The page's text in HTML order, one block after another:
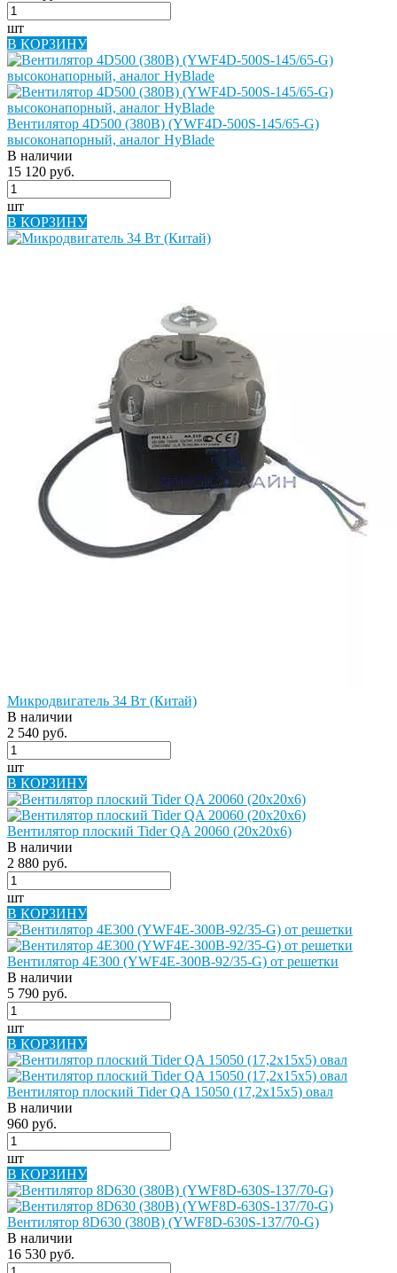
шт
В КОРЗИНУ
Вентилятор 4D500 (380В) (YWF4D-500S-145/65-G)
высоконапорный, аналог HyBlade
В наличии
15 120 руб.
шт
В КОРЗИНУ
Микродвигатель 34 Вт (Китай)
В наличии
2 540 руб.
шт
В КОРЗИНУ
Вентилятор плоский Tider QA 20060 (20х20х6)
В наличии
2 880 руб.
шт
В КОРЗИНУ
Вентилятор 4E300 (YWF4E-300B-92/35-G) от решетки
В наличии
5 790 руб.
шт
В КОРЗИНУ
Вентилятор плоский Tider QA 15050 (17,2х15х5) овал
В наличии
960 руб.
шт
В КОРЗИНУ
Вентилятор 8D630 (380В) (YWF8D-630S-137/70-G)
В наличии
16 530 руб.